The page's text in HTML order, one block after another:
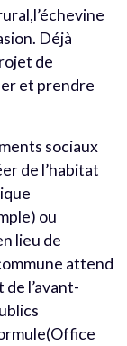
Déjà
de
et prendre
sociaux
de l’habitat
ou
lieu de
attend
l’avant-